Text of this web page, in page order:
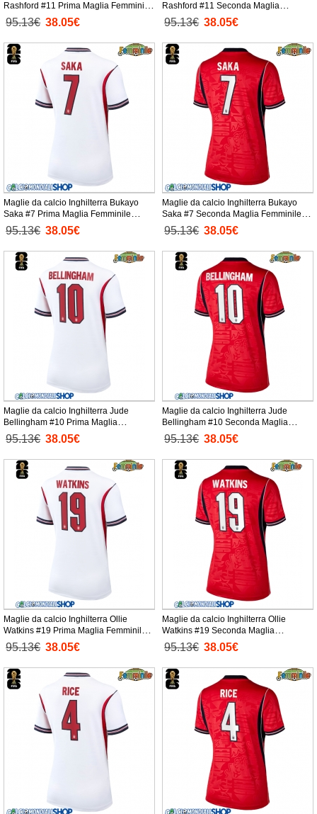
Rashford #11 Prima Maglia Femminile
Mondiali 2026 Manica Corta
95.13€ 38.05€
Rashford #11 Seconda Maglia
95.13€ 38.05€
Maglie da calcio Inghilterra Bukayo
Saka #7 Prima Maglia Femminile
Mondiali 2026 Manica Corta
95.13€ 38.05€
Maglie da calcio Inghilterra Bukayo
Saka #7 Seconda Maglia Femminile
Mondiali 2026 Manica Corta
95.13€ 38.05€
Maglie da calcio Inghilterra Jude
Bellingham #10 Prima Maglia
95.13€ 38.05€
Maglie da calcio Inghilterra Jude
Bellingham #10 Seconda Maglia
95.13€ 38.05€
Maglie da calcio Inghilterra Ollie
Watkins #19 Prima Maglia Femminile
Mondiali 2026 Manica Corta
95.13€ 38.05€
Maglie da calcio Inghilterra Ollie
Watkins #19 Seconda Maglia
95.13€ 38.05€